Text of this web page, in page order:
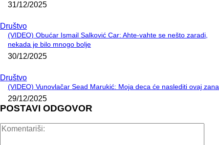
31/12/2025
Društvo
(VIDEO) Obućar Ismail Salković Car: Ahte-vahte se nešto zaradi,
nekada je bilo mnogo bolje
30/12/2025
Društvo
(VIDEO) Vunovlačar Sead Marukić: Moja deca će naslediti ovaj
29/12/2025
POSTAVI ODGOVOR